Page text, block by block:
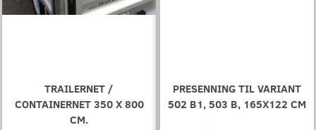
TRAILERNET /
CONTAINERNET 350 X 800
CM.
PRESENNING TIL VARIANT
502 B1, 503 B, 165X122 CM